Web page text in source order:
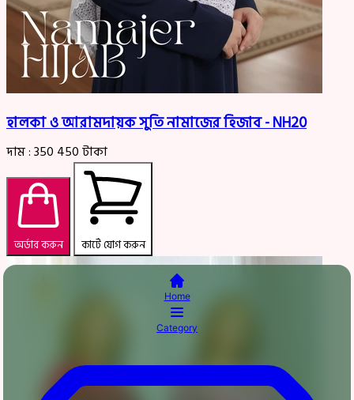
হালকা ও আরামদায়ক সুতি নামাজের হিজাব - NH20
দাম :350 450টাকা
অর্ডার করুন কার্টে যোগ করুন
Home
Category